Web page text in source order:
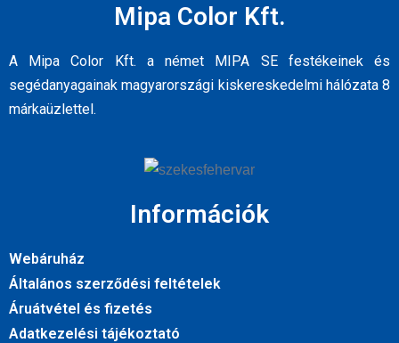
Mipa Color Kft.
A Mipa Color Kft. a német MIPA SE festékeinek és
segédanyagainak magyarországi kiskereskedelmi hálózata 8
márkaüzlettel.
Információk
Webáruház
Általános szerződési feltételek
Áruátvétel és fizetés
Adatkezelési tájékoztató